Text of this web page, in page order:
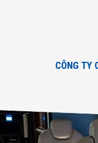
CÔNG TY